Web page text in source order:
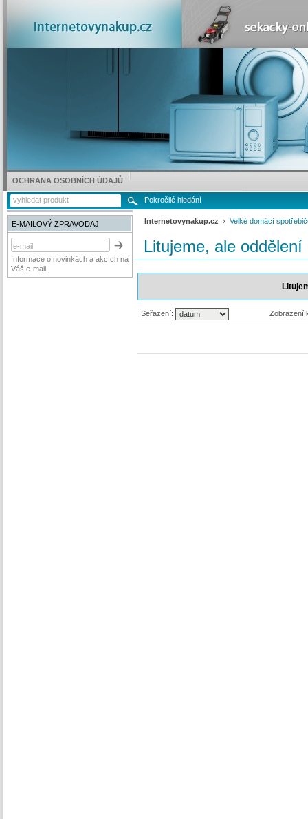
Internetovynakup.cz › Velké domácí
Litujeme, ale oddělení
Seřazení: Zobrazení
E-MAILOVÝ ZPRAVODAJ
Informace o novinkách a akcích na
Váš e-mail.
Pokročilé hledání
OCHRANA OSOBNÍCH ÚDAJŮ